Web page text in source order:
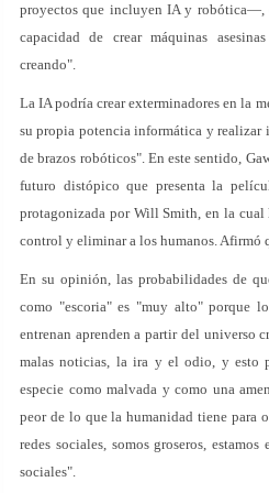
proyectos que incluyen IA y robótica—,
capacidad de crear máquinas
creando".
La IA podría crear exterminadores en la
su propia potencia informática y realizar
de brazos robóticos". En este sentido,
futuro distópico que presenta la
protagonizada por Will Smith, en la cual
control y eliminar a los humanos. Afirmó
En su opinión, las probabilidades de
como "escoria" es "muy alto" porque
entrenan aprenden a partir del universo
malas noticias, la ira y el odio, y esto
especie como malvada y como una
peor de lo que la humanidad tiene para
redes sociales, somos groseros,
sociales".